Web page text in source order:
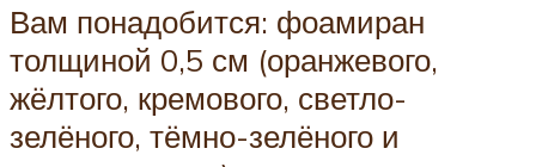
Вам понадобится: фоамиран
толщиной 0,5 см (оранжевого,
жёлтого, кремового, светло-
зелёного, тёмно-зелёного и